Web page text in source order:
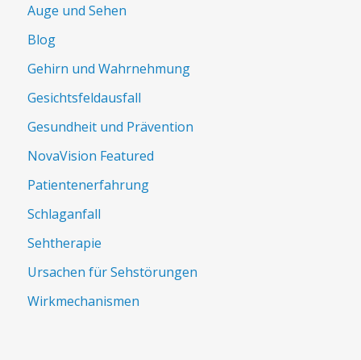
Auge und Sehen
Blog
Gehirn und Wahrnehmung
Gesichtsfeldausfall
Gesundheit und Prävention
NovaVision Featured
Patientenerfahrung
Schlaganfall
Sehtherapie
Ursachen für Sehstörungen
Wirkmechanismen